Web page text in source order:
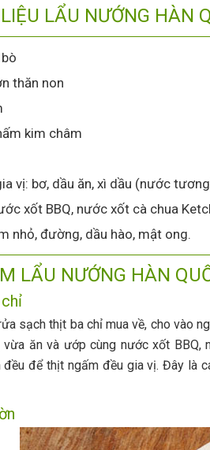
LẨU NƯỚNG HÀN
thăn non
kim châm
vị: bơ, dầu ăn, xì dầu (nước
xốt BBQ, nước xốt cà chua
nhỏ, đường, dầu hào, mật ong.
LẨU NƯỚNG HÀN
sạch thịt ba chỉ mua về, cho vào
ăn và ướp cùng nước xốt BBQ,
đều để thịt ngấm đều gia vị. Đây là